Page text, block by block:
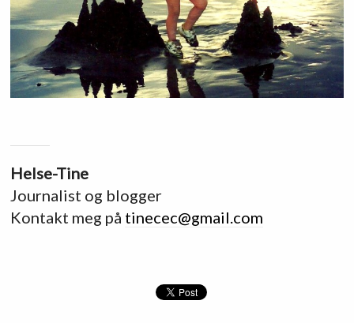
Helse-Tine
Journalist og blogger
Kontakt meg på tinecec@gmail.com